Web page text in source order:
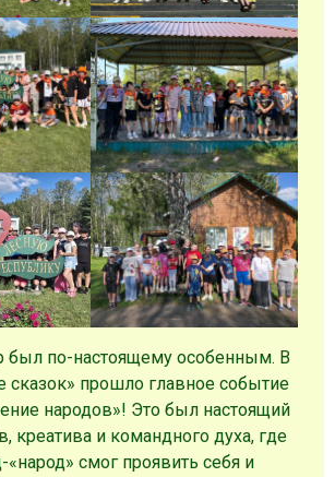
был по-настоящему особенным. В
сказок» прошло главное событие
народов»! Это был настоящий
креатива и командного духа, где
смог проявить себя и